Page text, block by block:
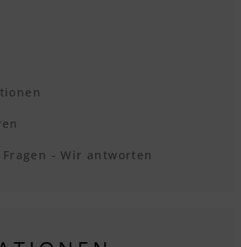
- Wir antworten